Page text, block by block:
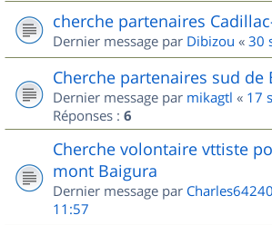
cherche partenaires
Dernier message par Dibizou « 30
Cherche partenaires sud de
Dernier message par mikagtl « 17
Réponses : 6
Cherche volontaire vttiste
mont Baigura
Dernier message par Charles64240
11:57